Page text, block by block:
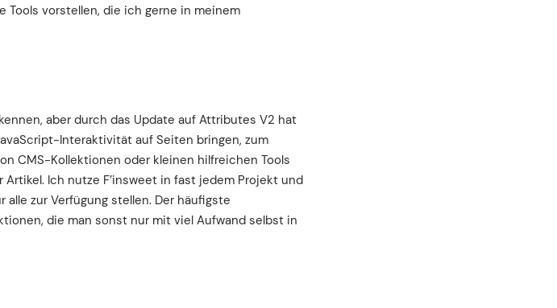
vorstellen, die ich gerne in meinem
aber durch das Update auf Attributes V2 hat
Interaktivität auf Seiten bringen, zum
CMS-Kollektionen oder kleinen hilfreichen Tools
Ich nutze F’insweet in fast jedem Projekt und
zur Verfügung stellen. Der häufigste
die man sonst nur mit viel Aufwand selbst in